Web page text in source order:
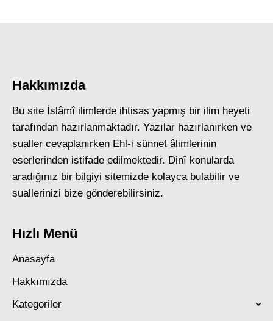
Hakkımızda
Bu site İslâmî ilimlerde ihtisas yapmış bir ilim heyeti
tarafından hazırlanmaktadır. Yazılar hazırlanırken ve
sualler cevaplanırken Ehl-i sünnet âlimlerinin
eserlerinden istifade edilmektedir. Dinî konularda
aradığınız bir bilgiyi sitemizde kolayca bulabilir ve
suallerinizi bize gönderebilirsiniz.
Hızlı Menü
Anasayfa
Hakkımızda
Kategoriler